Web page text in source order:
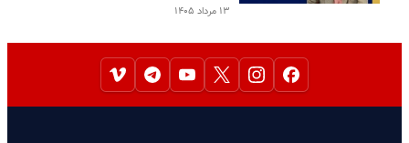
۱۳ مرداد ۱۴۰۵